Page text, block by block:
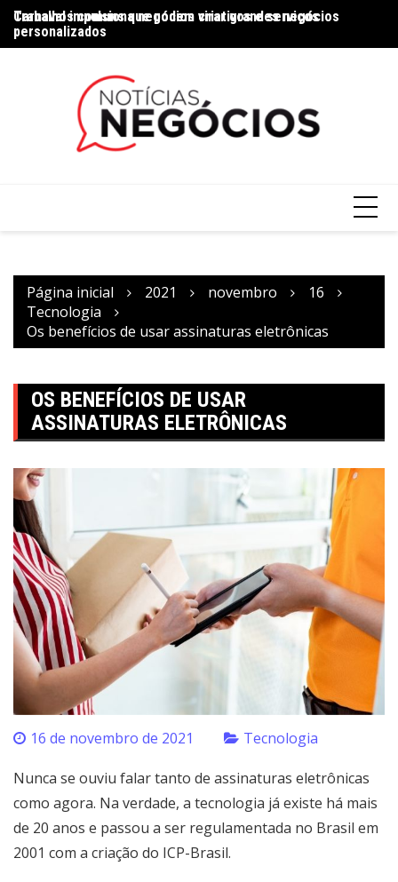
Trabalhos comuns que podem virar grandes negócios
Carnaval impulsiona negócios criativos e serviços
personalizados
Página inicial 2021 novembro
16
Tecnologia
Os benefícios de usar assinaturas eletrônicas
OS BENEFÍCIOS DE USAR
ASSINATURAS ELETRÔNICAS
16 de novembro de 2021 Tecnologia
Nunca se ouviu falar tanto de assinaturas eletrônicas
como agora. Na verdade, a tecnologia já existe há mais
de 20 anos e passou a ser regulamentada no Brasil em
2001 com a criação do ICP-Brasil.